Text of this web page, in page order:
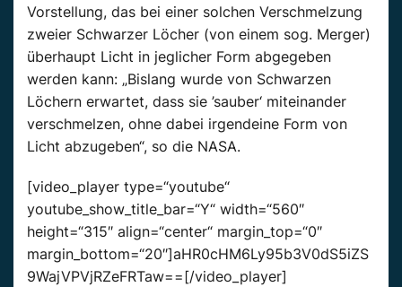
Vorstellung, das bei einer solchen Verschmelzung
zweier Schwarzer Löcher (von einem sog. Merger)
überhaupt Licht in jeglicher Form abgegeben
werden kann: „Bislang wurde von Schwarzen
Löchern erwartet, dass sie ’sauber‘ miteinander
verschmelzen, ohne dabei irgendeine Form von
Licht abzugeben“, so die NASA.
[video_player type=“youtube“
youtube_show_title_bar=“Y“ width=“560″
height=“315″ align=“center“ margin_top=“0″
margin_bottom=“20″]aHR0cHM6Ly95b3V0dS5iZS
9WajVPVjRZeFRTaw==[/video_player]